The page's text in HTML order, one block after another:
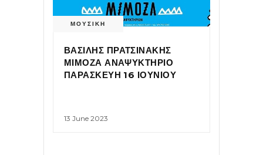
ΜΟΥΣΙΚΗ
ΒΑΣΙΛΗΣ ΠΡΑΤΣΙΝΑΚΗΣ
ΜΙΜΟΖΑ ΑΝΑΨΥΚΤΗΡΙΟ
ΠΑΡΑΣΚΕΥΗ 16 ΙΟΥΝΙΟΥ
13 June 2023